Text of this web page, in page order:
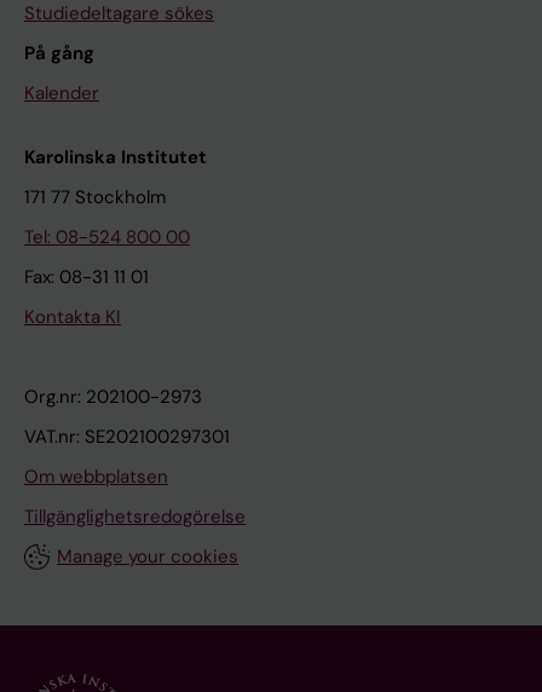
Studiedeltagare sökes
På gång
Kalender
Karolinska Institutet
171 77 Stockholm
Tel: 08-524 800 00
Fax: 08-31 11 01
Kontakta KI
Org.nr: 202100-2973
VAT.nr: SE202100297301
Om webbplatsen
Tillgänglighetsredogörelse
Manage your cookies